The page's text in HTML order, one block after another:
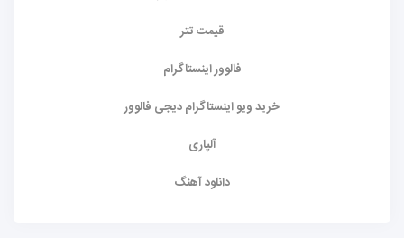
قیمت تتر
فالوور اینستاگرام
خرید ویو اینستاگرام دیجی فالوور
آلپاری
دانلود آهنگ